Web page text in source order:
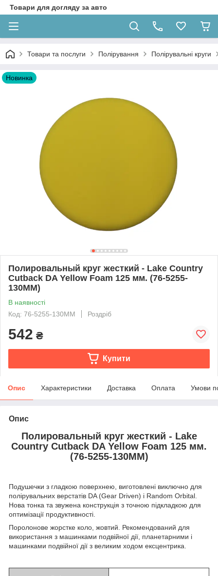
Товари для догляду за авто
Товари та послуги Полірування Полірувальні круги
Новинка
Полировальный круг жесткий - Lake Country
Сutback DA Yellow Foam 125 мм. (76-5255-
130MM)
В наявності
Код: 76-5255-130MM
Роздріб
542 ₴
Купити
Опис Характеристики Доставка Оплата Умови
Опис
Полировальный круг жесткий - Lake
Country Сutback DA Yellow Foam 125 мм.
(76-5255-130MM)
Подушечки з гладкою поверхнею, виготовлені виключно для
полірувальних верстатів DA (Gear Driven) і Random Orbital.
Нова тонка та звужена конструкція з точною підкладкою для
оптимізації продуктивності.
Поролонове жорстке коло, жовтий. Рекомендований для
використання з машинками подвійної дії, планетарними і
машинками подвійної дії з великим ходом ексцентрика.